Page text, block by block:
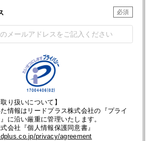
り扱いについて】
情報はリードプラス株式会社の『プライ
に沿い厳重に管理いたします。
会社『個人情報保護同意書』
privacy/agreement